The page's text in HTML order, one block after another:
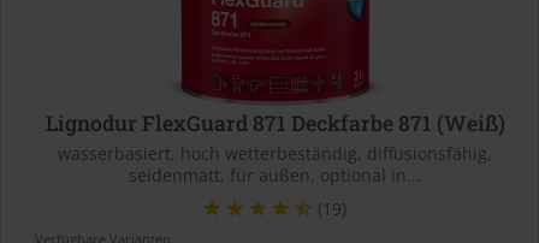
Lignodur FlexGuard 871 Deckfarbe 871 (Weiß)
wasserbasiert, hoch wetterbeständig, diffusionsfähig,
seidenmatt, für außen, optional in...
(19)
Verfügbare Varianten